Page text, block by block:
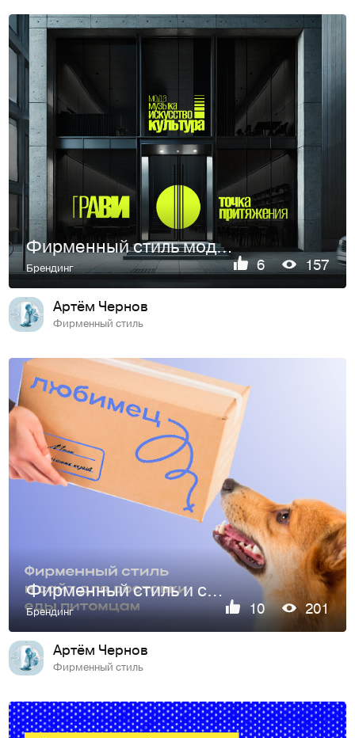
Фирменный стиль модной кофейни
Брендинг 6 157
Артём Чернов
Фирменный стиль
Фирменный стиль и сайт для доставки доставки еды питомцам
Брендинг 10 201
Артём Чернов
Фирменный стиль